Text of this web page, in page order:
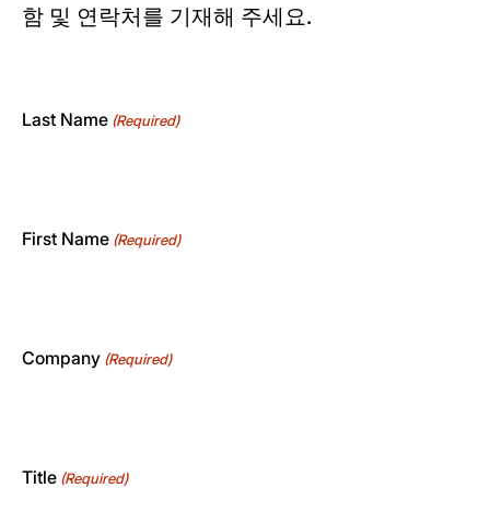
함 및 연락처를 기재해 주세요.
Last Name (Required)
First Name (Required)
Company (Required)
Title (Required)